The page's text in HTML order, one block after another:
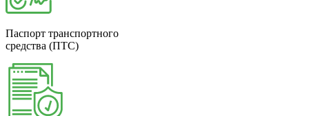
Паспорт транспортного
средства (ПТС)